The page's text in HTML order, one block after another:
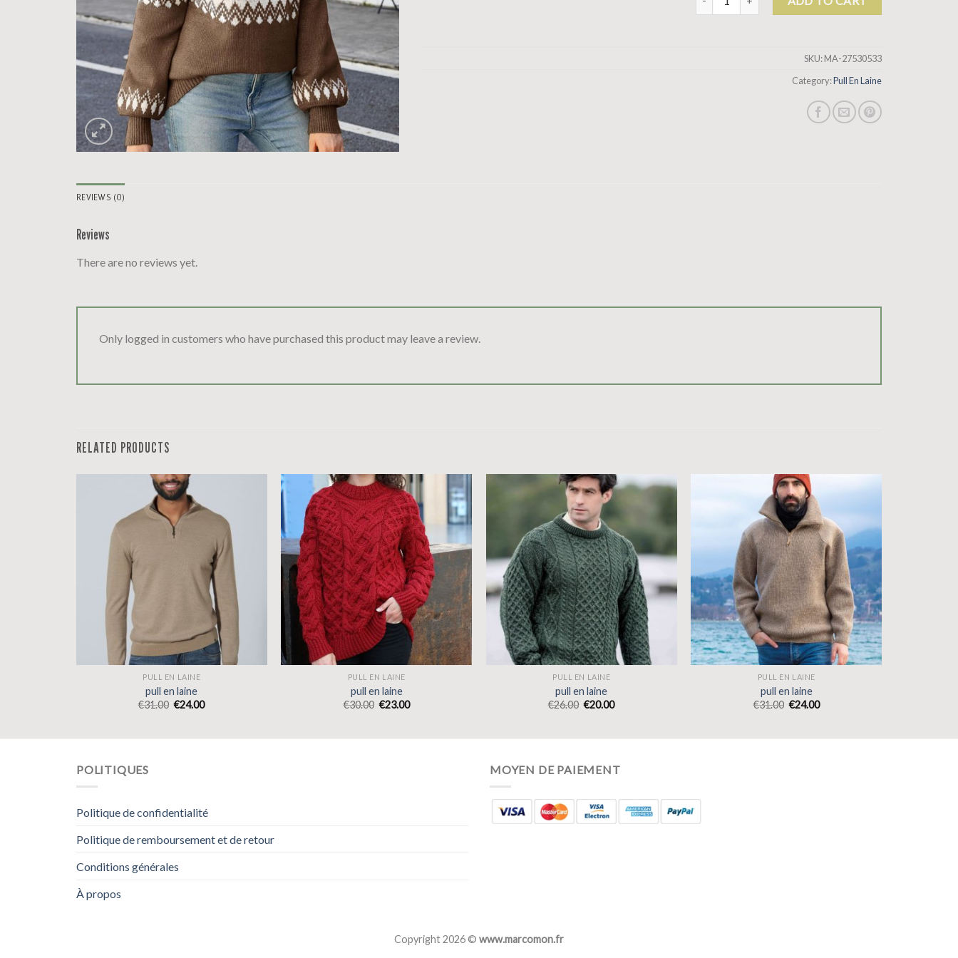
SKU:MA-27530533
Category:Pull En Laine
REVIEWS (0)
Reviews
There are no reviews yet.
Only logged in customers who have purchased this product may leave a review.
RELATED PRODUCTS
PULL EN LAINE
pull en laine
€31.00 €24.00
PULL EN LAINE
pull en laine
€30.00 €23.00
PULL EN LAINE
pull en laine
€26.00 €20.00
PULL EN LAINE
pull en laine
€31.00 €24.00
POLITIQUES
Politique de confidentialité
Politique de remboursement et de retour
Conditions générales
À propos
MOYEN DE PAIEMENT
Copyright 2026 © www.marcomon.fr